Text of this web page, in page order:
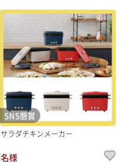
SNS懸賞
サラダチキンメーカー
名様